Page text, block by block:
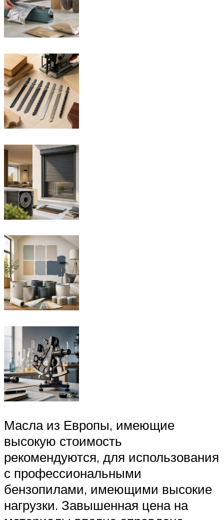
Масла из Европы, имеющие
высокую стоимость
рекомендуются, для использования
с профессиональными
бензопилами, имеющими высокие
нагрузки. Завышенная цена на